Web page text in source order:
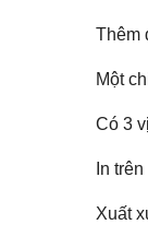
Thêm
Một
Có 3
In
Xuất